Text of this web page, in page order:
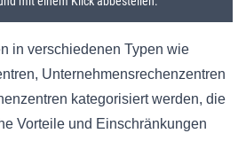
in verschiedenen Typen wie
Unternehmensrechenzentren
kategorisiert werden, die
Vorteile und Einschränkungen